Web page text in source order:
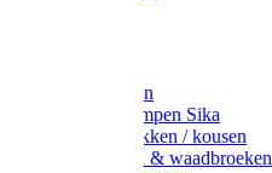
Werksokken
Schoenklompen Sika
Thermo sokken / kousen
Lieslaarzen & waadbroeken